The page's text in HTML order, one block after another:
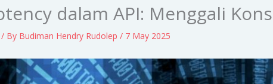
dalam API: Menggali
/ By Budiman Hendry Rudolep/ 7 May 2025